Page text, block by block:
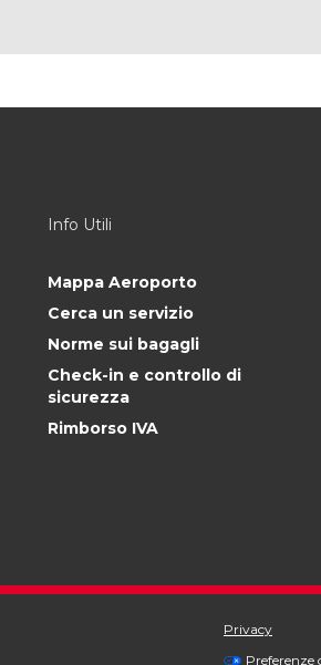
Info Utili
Mappa Aeroporto
Cerca un servizio
Norme sui bagagli
Check-in e controllo di
sicurezza
Rimborso IVA
Privacy
Preferenze